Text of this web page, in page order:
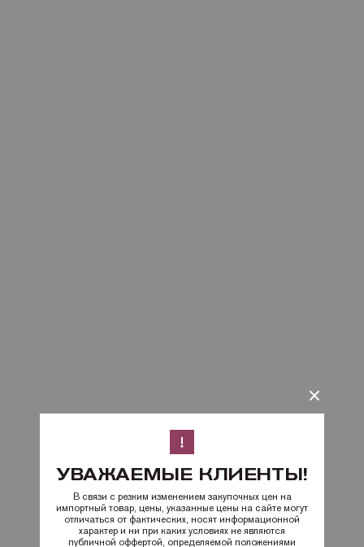
УВАЖАЕМЫЕ КЛИЕНТЫ!
В связи с резким изменением закупочных цен на
импортный товар, цены, указанные цены на сайте могут
отличаться от фактических, носят информационной
характер и ни при каких условиях не являются
публичной оффертой, определяемой положениями